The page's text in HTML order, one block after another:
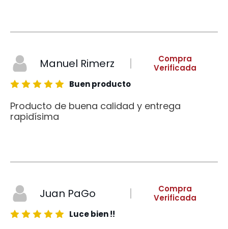
Manuel Rimerz
Compra
Verificada
Buen producto
Producto de buena calidad y entrega
rapidísima
Juan PaGo
Compra
Verificada
Luce bien !!